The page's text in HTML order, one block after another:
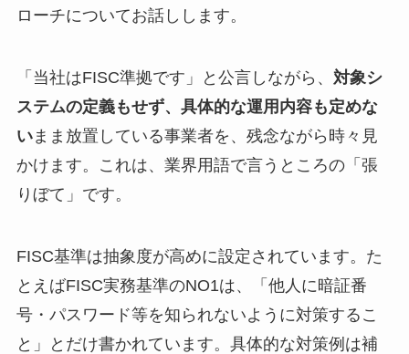
ローチについてお話しします。
「当社はFISC準拠です」と公言しながら、 対象シ
ステムの定義もせず、具体的な運用内容も定めな
いまま放置している事業者を、残念ながら時々見
かけます。これは、業界用語で言うところの「張
りぼて」です。
FISC基準は抽象度が高めに設定されています。た
とえばFISC実務基準のNO1は、「他人に暗証番
号・パスワード等を知られないように対策するこ
と」とだけ書かれています。具体的な対策例は補